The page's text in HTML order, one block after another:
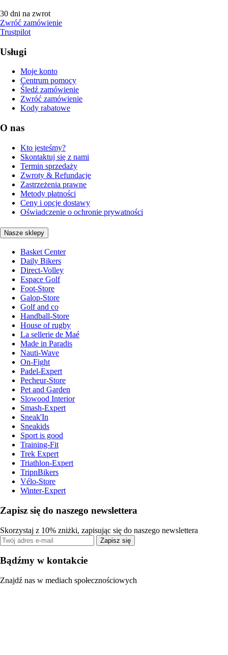
30 dni na zwrot
Zwróć zamówienie
Trustpilot
Usługi
Moje konto
Centrum pomocy
Śledź zamówienie
Zwróć zamówienie
Kody rabatowe
O nas
Kto jesteśmy?
Skontaktuj się z nami
Termin sprzedaży
Zwroty & Refundacje
Zastrzeżenia prawne
Metody płatności
Ceny i opcje dostawy
Oświadczenie o ochronie prywatności
Nasze sklepy
Basket Center
Daily Bikers
Direct-Volley
Espace Golf
Foot-Store
Galop-Store
Golf and co
Handball-Store
House of rugby
La sellerie de Maé
Made in Paradis
Nauti-Wave
On-Fight
Padel-Expert
Pecheur-Store
Pet and Garden
Slowood Interior
Smash-Expert
Sneak'In
Sneakids
Sport is good
Training-Fit
Trek Expert
Triathlon-Expert
TripnBikers
Vélo-Store
Winter-Expert
Zapisz się do naszego newslettera
Skorzystaj z 10% zniżki, zapisując się do naszego newslettera
Zapisz się
Bądźmy w kontakcie
Znajdź nas w mediach społecznościowych